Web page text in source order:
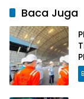
Program
Kementerian
ATR/BPN
Baca Juga